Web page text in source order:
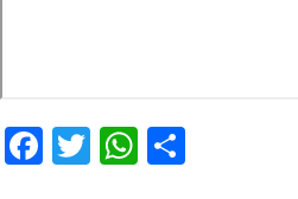
Facebook
TwitterWhatsApp